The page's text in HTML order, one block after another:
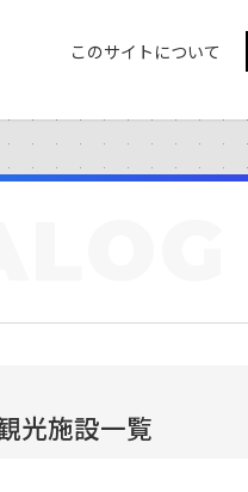
このサイトについて
光施設一覧